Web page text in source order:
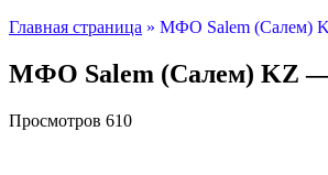
Главная страница » МФО Salem (Салем)
МФО Salem (Салем) KZ —
Просмотров 610